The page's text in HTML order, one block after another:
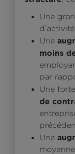
Une
Une
moins
par
Une forte
de
Une